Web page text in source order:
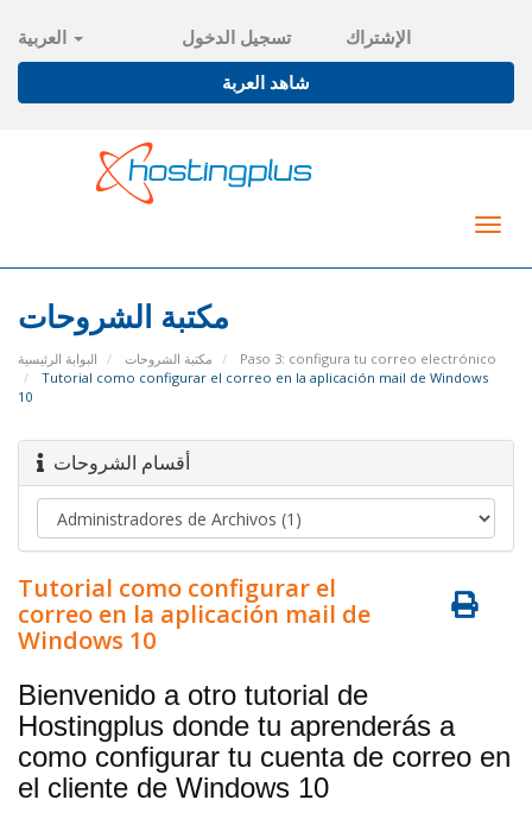
تسجيل الدخول
الإشتراك
شاهد العربة
مكتبة الشروحات
البوابة الرئيسية مكتبة الشروحات
Paso 3: configura tu correo electrónico
Tutorial como configurar el correo en la aplicación mail de Windows
10
أقسام الشروحات
Tutorial como configurar el
correo en la aplicación mail de
Windows 10
Bienvenido a otro tutorial de
Hostingplus donde tu aprenderás a
como configurar tu cuenta de correo en
el cliente de Windows 10